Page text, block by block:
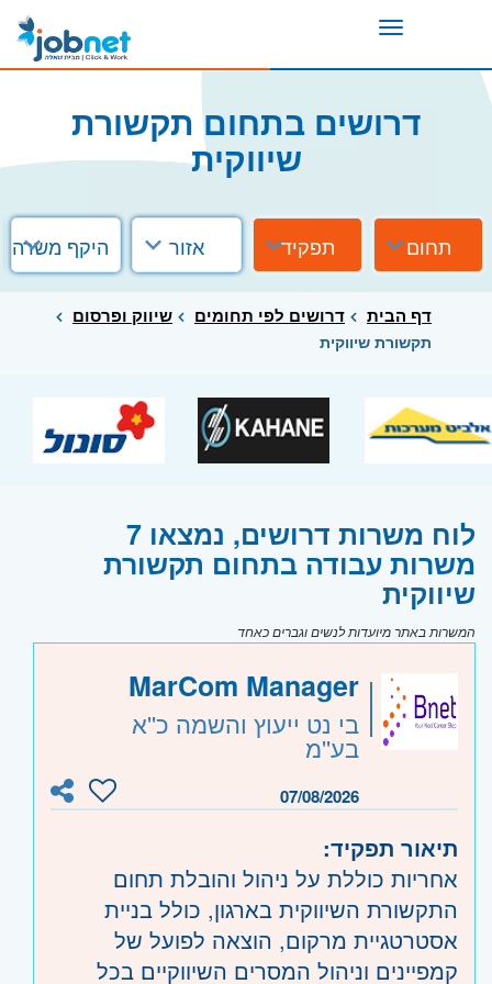
Toggle
דרושים בתחום תקשורת
שיווקית
תחום תפקיד אזור היקף משרה
דף הבית דרושים לפי תחומים שיווק ופרסום
תקשורת שיווקית
לוח משרות דרושים, נמצאו 7
משרות עבודה בתחום תקשורת
שיווקית
המשרות באתר מיועדות לנשים וגברים כאחד
MarCom Manager
בי נט ייעוץ והשמה כ''א
בע''מ
07/08/2026
תיאור תפקיד:
אחריות כוללת על ניהול והובלת תחום
התקשורת השיווקית בארגון, כולל בניית
אסטרטגיית מרקום, הוצאה לפועל של
קמפיינים וניהול המסרים השיווקיים בכל